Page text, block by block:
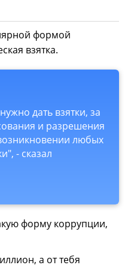
формой
взятка.
дать взятки, за
и разрешения
любых
- сказал
форму коррупции,
а от тебя